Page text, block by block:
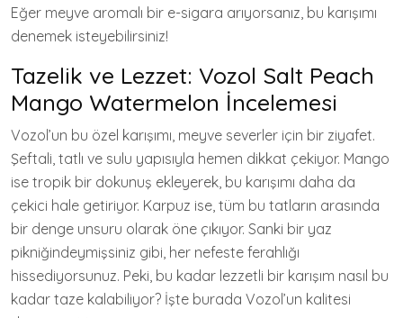
Eğer meyve aromalı bir e-sigara arıyorsanız, bu karışımı
denemek isteyebilirsiniz!
Tazelik ve Lezzet: Vozol Salt Peach
Mango Watermelon İncelemesi
Vozol’un bu özel karışımı, meyve severler için bir ziyafet.
Şeftali, tatlı ve sulu yapısıyla hemen dikkat çekiyor. Mango
ise tropik bir dokunuş ekleyerek, bu karışımı daha da
çekici hale getiriyor. Karpuz ise, tüm bu tatların arasında
bir denge unsuru olarak öne çıkıyor. Sanki bir yaz
pikniğindeymişsiniz gibi, her nefeste ferahlığı
hissediyorsunuz. Peki, bu kadar lezzetli bir karışım nasıl bu
kadar taze kalabiliyor? İşte burada Vozol’un kalitesi